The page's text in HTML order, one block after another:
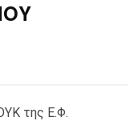
της Ε.Φ.